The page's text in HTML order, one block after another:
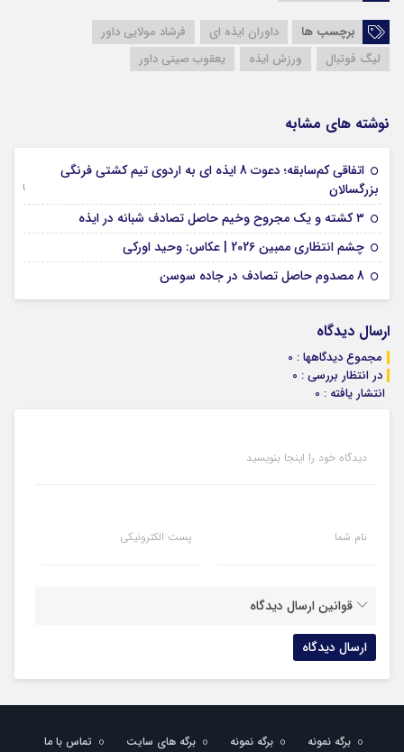
برچسب ها داوران ایذه ای
فرشاد مولایی داور
لیگ فوتبال
ورزش ایذه یعقوب صیتی داور
نوشته های مشابه
اتفاقی کم‌سابقه؛ دعوت 8 ایذه ای به اردوی تیم کشتی فرنگی
بزرگسالان
09 جولای 2026
۳ کشته و یک مجروح وخیم حاصل تصادف شبانه در ایذه
چشم انتظاری ممبین 2026 | عکاس: وحید اورکی
8 مصدوم حاصل تصادف در جاده سوسن
ارسال دیدگاه
مجموع دیدگاهها : 0
در انتظار بررسی : 0
انتشار یافته : 0
دیدگاه خود را اینجا بنویسید
نام شما پست الکترونیکی
قوانین ارسال دیدگاه
برگه نمونه برگه نمونه برگه های سایت تماس با ما